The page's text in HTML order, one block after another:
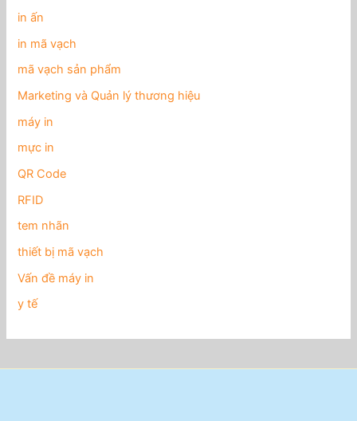
in ấn
in mã vạch
mã vạch sản phẩm
Marketing và Quản lý thương hiệu
máy in
mực in
QR Code
RFID
tem nhãn
thiết bị mã vạch
Vấn đề máy in
y tế